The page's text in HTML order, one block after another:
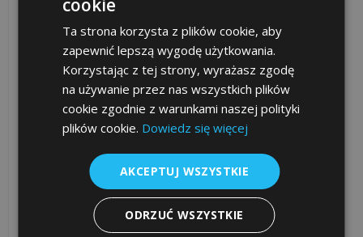
magazyny;
prezentuje stany magazynowe bieżące i
wsteczne;
prezentuje informacje o wszelkich zmianach
stanów magazynowych;
prezentuje raporty historii artykułów;
informuje o składnikach brakujących do
posiada raporty produkcji dziennej;
informuje o zmianach cen zakupu surowca w
stosunku do poprzednich dostaw (kontrola
dostaw);
cookie
Ta strona korzysta z plików cookie, aby
zapewnić lepszą wygodę użytkowania.
Korzystając z tej strony, wyrażasz zgodę
na używanie przez nas wszystkich plików
cookie zgodnie z warunkami naszej polityki
plików cookie. Dowiedz się więcej
AKCEPTUJ WSZYSTKIE
ODRZUĆ WSZYSTKIE